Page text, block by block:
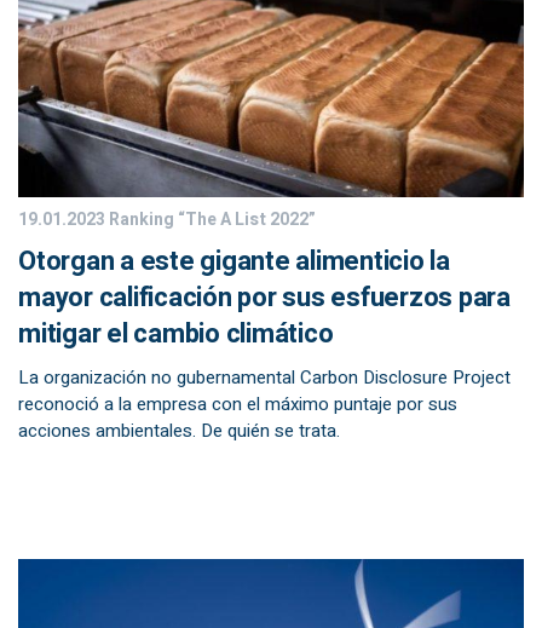
19.01.2023 Ranking “The A List 2022”
Otorgan a este gigante alimenticio la
mayor calificación por sus esfuerzos para
mitigar el cambio climático
La organización no gubernamental Carbon Disclosure Project
reconoció a la empresa con el máximo puntaje por sus
acciones ambientales. De quién se trata.